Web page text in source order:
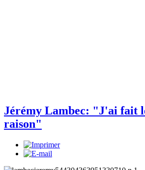
Jérémy Lambec: "J'ai fait
raison"